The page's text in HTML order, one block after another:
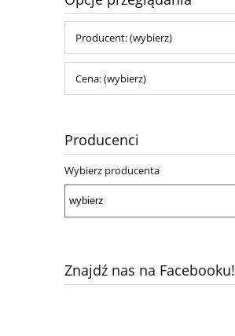
Producent: (wybierz)
Cena: (wybierz)
Producenci
Wybierz producenta
Znajdź nas na Facebooku!